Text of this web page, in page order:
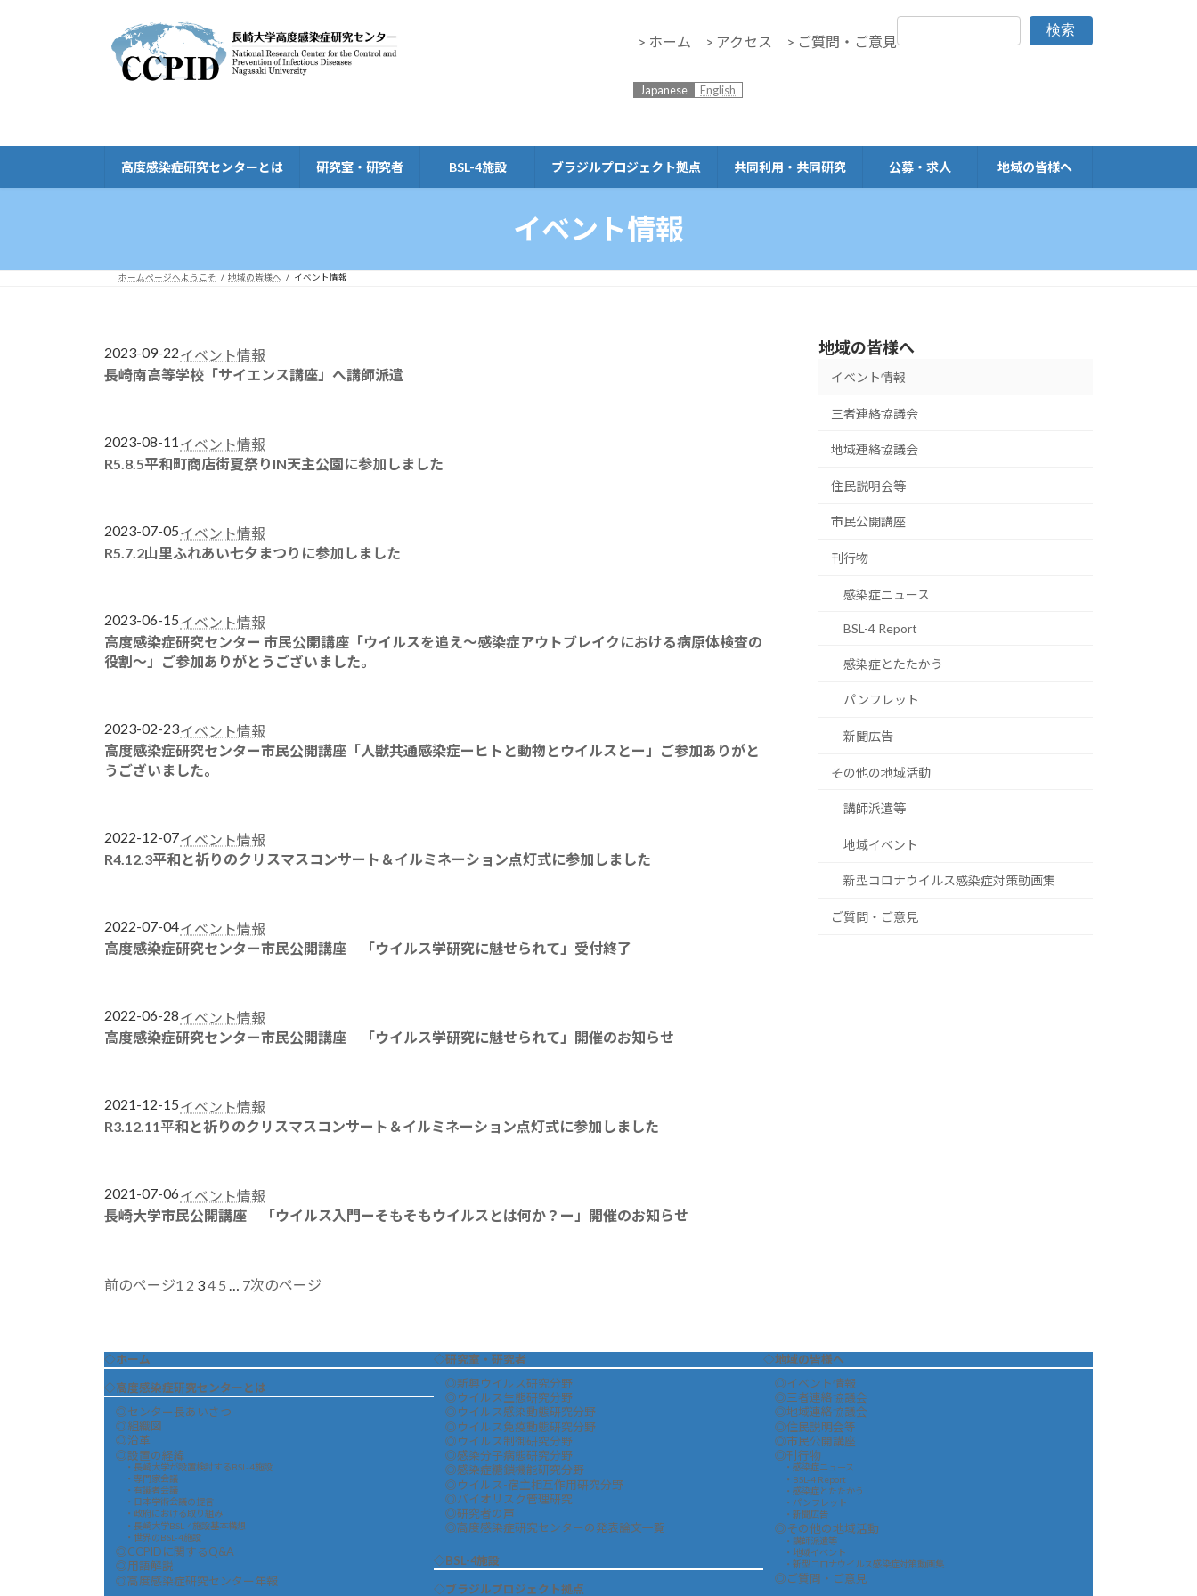
> ホーム > アクセス > ご質問・ご意見
Japanese English
検索
高度感染症研究センターとは 研究室・研究者 BSL-4施設 ブラジルプロジェクト拠点 共同利用・共同研究 公募・求人 地域の皆様へ
イベント情報
ホームページへようこそ 地域の皆様へ イベント情報
2023-09-22イベント情報
長崎南高等学校「サイエンス講座」へ講師派遣
2023-08-11 イベント情報
R5.8.5平和町商店街夏祭りIN天主公園に参加しました
2023-07-05イベント情報
R5.7.2山里ふれあい七夕まつりに参加しました
2023-06-15イベント情報
高度感染症研究センター 市民公開講座「ウイルスを追え～感染症アウトブレイクにおける病原体検査の
役割～」ご参加ありがとうございました。
2023-02-23イベント情報
高度感染症研究センター市民公開講座「人獣共通感染症ーヒトと動物とウイルスとー」ご参加ありがと
うございました。
2022-12-07イベント情報
R4.12.3平和と祈りのクリスマスコンサート＆イルミネーション点灯式に参加しました
2022-07-04イベント情報
高度感染症研究センター市民公開講座 「ウイルス学研究に魅せられて」受付終了
2022-06-28イベント情報
高度感染症研究センター市民公開講座 「ウイルス学研究に魅せられて」開催のお知らせ
2021-12-15イベント情報
R3.12.11平和と祈りのクリスマスコンサート＆イルミネーション点灯式に参加しました
2021-07-06イベント情報
長崎大学市民公開講座 「ウイルス入門ーそもそもウイルスとは何か？ー」開催のお知らせ
前のページ1 2 34 5 7次のページ
地域の皆様へ
イベント情報
三者連絡協議会
地域連絡協議会
住民説明会等
市民公開講座
刊行物
感染症ニュース
BSL-4 Report
感染症とたたかう
パンフレット
新聞広告
その他の地域活動
講師派遣等
地域イベント
新型コロナウイルス感染症対策動画集
ご質問・ご意見
◇ホーム
◇高度感染症研究センターとは
◎センター長あいさつ
◎組織図
◎沿革
◎設置の経緯
・長崎大学が設置検討するBSL-4施設
・専門家会議
・有識者会議
・日本学術会議の提言
・政府における取り組み
・長崎大学BSL-4施設基本構想
・世界のBSL-4施設
◎CCPIDに関するQ&A
◎用語解説
◎高度感染症研究センター年報
◇研究室・研究者
◎新興ウイルス研究分野
◎ウイルス生態研究分野
◎ウイルス感染動態研究分野
◎ウイルス免疫動態研究分野
◎ウイルス制御研究分野
◎感染分子病態研究分野
◎感染症糖鎖機能研究分野
◎ウイルス-宿主相互作用研究分野
◎バイオリスク管理研究
◎研究者の声
◎高度感染症研究センターの発表論文一覧
◇BSL-4施設
◇ブラジルプロジェクト拠点
◇地域の皆様へ
◎イベント情報
◎三者連絡協議会
◎地域連絡協議会
◎住民説明会等
◎市民公開講座
◎刊行物
・感染症ニュース
・BSL-4 Report
・感染症とたたかう
・パンフレット
・新聞広告
◎その他の地域活動
・講師派遣等
・地域イベント
・新型コロナウイルス感染症対策動画集
◎ご質問・ご意見